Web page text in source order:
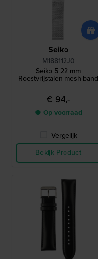
Seiko
M188112J0
Seiko 5 22 mm
Roestvrijstalen mesh band
€ 94,-
● Op voorraad
Vergelijk
Bekijk Product